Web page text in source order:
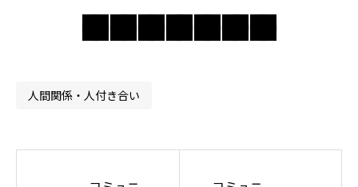
問い直し、分かり
合えない世界で人
人間関係・人付き合い